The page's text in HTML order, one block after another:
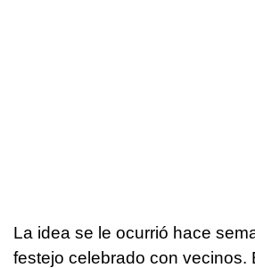
La idea se le ocurrió hace
festejo celebrado con vecinos.